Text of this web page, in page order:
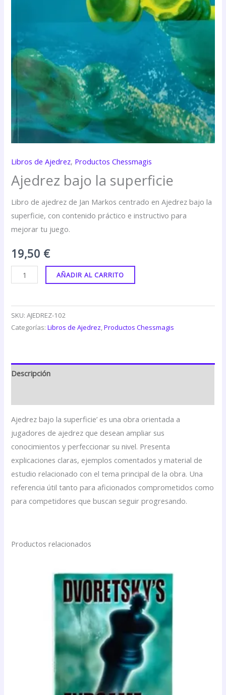
Libros de Ajedrez, Productos Chessmagis
Ajedrez bajo la superficie
Libro de ajedrez de Jan Markos centrado en Ajedrez bajo la
superficie, con contenido práctico e instructivo para
mejorar tu juego.
19,50 €
AÑADIR AL CARRITO
SKU:AJEDREZ-102
Categorías:Libros de Ajedrez,Productos Chessmagis
Descripción
Ajedrez bajo la superficie’ es una obra orientada a
jugadores de ajedrez que desean ampliar sus
conocimientos y perfeccionar su nivel. Presenta
explicaciones claras, ejemplos comentados y material de
estudio relacionado con el tema principal de la obra. Una
referencia útil tanto para aficionados comprometidos como
para competidores que buscan seguir progresando.
Productos relacionados